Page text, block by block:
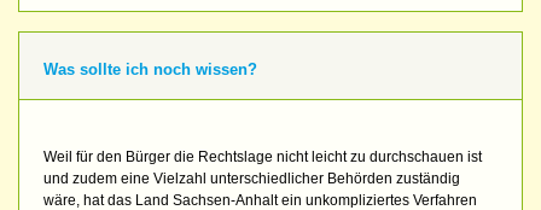
Was sollte ich noch wissen?
Weil für den Bürger die Rechtslage nicht leicht zu durchschauen ist
und zudem eine Vielzahl unterschiedlicher Behörden zuständig
wäre, hat das Land Sachsen-Anhalt ein unkompliziertes Verfahren